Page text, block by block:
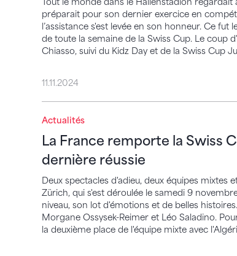
Tout le monde dans le Hallenstadion
préparait pour son dernier exercice en
l’assistance s'est levée en son honneur. Ce
de toute la semaine de la Swiss Cup. Le coup
Chiasso, suivi du Kidz Day et de la Swiss Cup
11.11.2024
Actualités
La France remporte la Swiss
dernière réussie
Deux spectacles d'adieu, deux équipes mixtes
Zürich, qui s'est déroulée le samedi 9
niveau, son lot d'émotions et de belles
Morgane Ossysek-Reimer et Léo Saladino.
la deuxième place de l'équipe mixte avec
La France remporte la Swiss Cup